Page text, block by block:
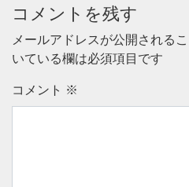
コメントを残す
メールアドレスが公開される
いている欄は必須項目です
コメント ※